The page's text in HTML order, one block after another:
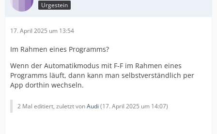
Urgestein
17. April 2025 um 13:54
Im Rahmen eines Programms?
Wenn der Automatikmodus mit F-F im Rahmen eines
Programms läuft, dann kann man selbstverständlich per
App dorthin wechseln.
2 Mal editiert, zuletzt vonAudi (17. April 2025 um 14:07)